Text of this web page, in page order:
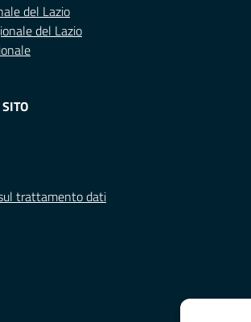
del Lazio
del Lazio
trattamento dati